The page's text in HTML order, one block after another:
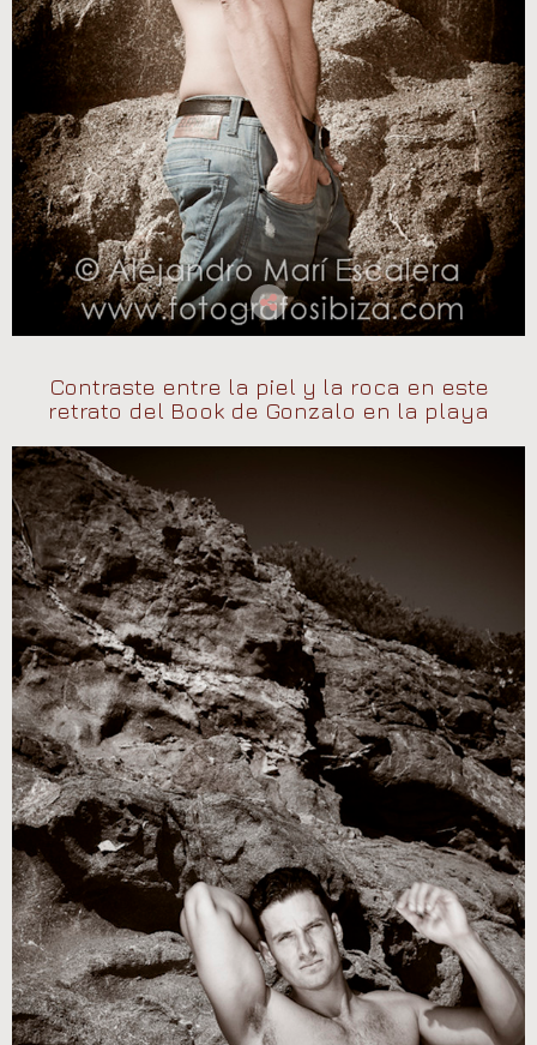
Contraste entre la piel y la roca en este
retrato del Book de Gonzalo en la playa